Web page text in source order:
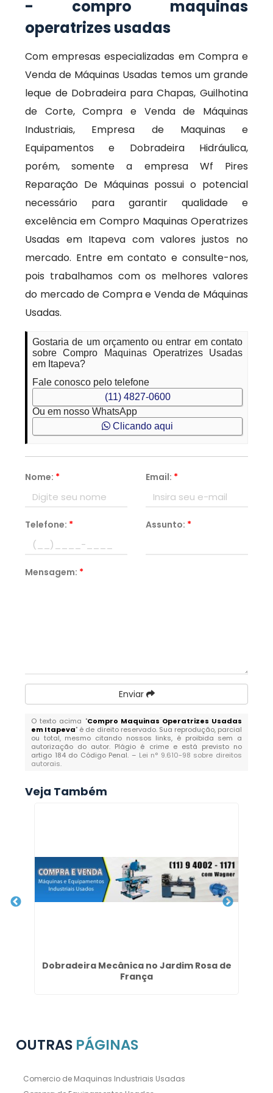
- compro maquinas
operatrizes usadas
Com empresas especializadas em Compra e
Venda de Máquinas Usadas temos um grande
leque de Dobradeira para Chapas, Guilhotina
de Corte, Compra e Venda de Máquinas
Industriais, Empresa de Maquinas e
Equipamentos e Dobradeira Hidráulica,
porém, somente a empresa Wf Pires
Reparação De Máquinas possui o potencial
necessário para garantir qualidade e
excelência em Compro Maquinas Operatrizes
Usadas em Itapeva com valores justos no
mercado. Entre em contato e consulte-nos,
pois trabalhamos com os melhores valores
do mercado de Compra e Venda de Máquinas
Usadas.
Gostaria de um orçamento ou entrar em contato
sobre Compro Maquinas Operatrizes Usadas
em Itapeva?
Fale conosco pelo telefone
(11) 4827-0600
Ou em nosso WhatsApp
Clicando aqui
Nome: * Email: *
Telefone: * Assunto: *
Mensagem: *
Enviar
O texto acima "Compro Maquinas Operatrizes Usadas
em Itapeva" é de direito reservado. Sua reprodução, parcial
ou total, mesmo citando nossos links, é proibida sem a
autorização do autor. Plágio é crime e está previsto no
artigo 184 do Código Penal. – Lei n° 9.610-98 sobre direitos
autorais.
Veja Também
Dobradeira Mecânica no Jardim Rosa de
França
OUTRAS PÁGINAS
Comercio de Maquinas Industriais Usadas